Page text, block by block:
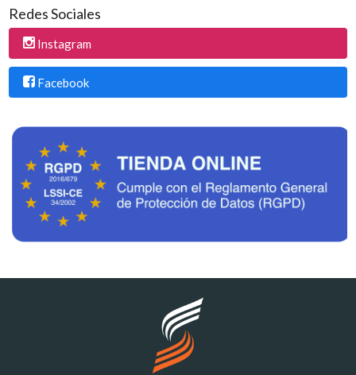
Redes Sociales
Instagram
Facebook